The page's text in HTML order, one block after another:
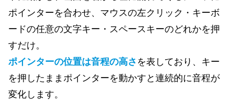
ポインターを合わせ、マウスの左クリック・キーボ
ードの任意の文字キー・スペースキーのどれかを押
すだけ。
ポインターの位置は音程の高さ を表しており、キー
を押したままポインターを動かすと連続的に音程が
変化します。